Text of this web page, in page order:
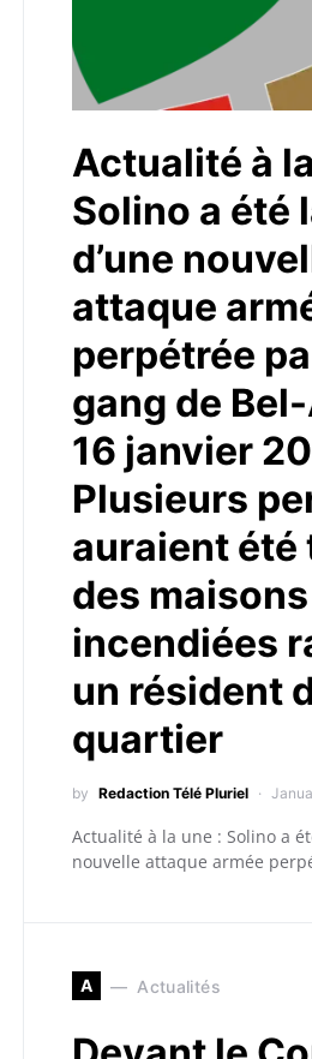
Actualité à
Solino a été
d’une
attaque
perpétrée
gang de
16 janvier
Plusieurs
auraient été
des maisons
incendiées
un résident
quartier
by Redaction Télé Pluriel
Actualité à la une : Solino a
nouvelle attaque armée
A Actualités